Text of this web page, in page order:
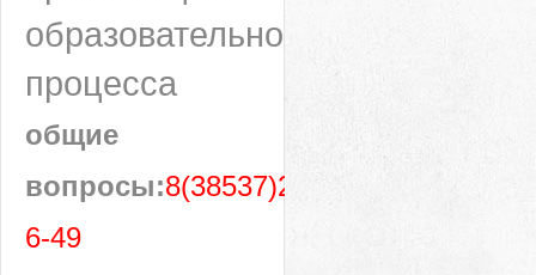
образовательного
процесса
общие
вопросы:8(38537)28-
6-49